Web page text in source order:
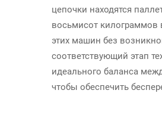
цепочки находятся
восьмисот килограммов
этих машин без
соответствующий этап
идеального баланса
чтобы обеспечить